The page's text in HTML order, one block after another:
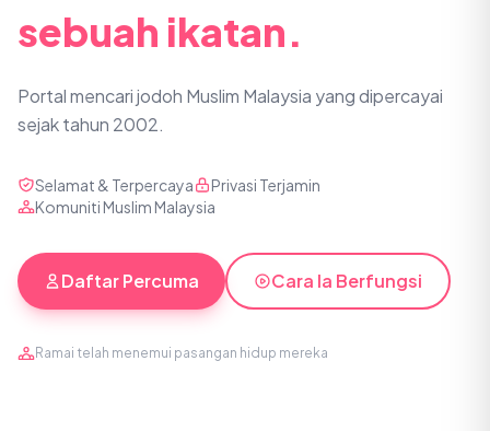
sebuah ikatan.
Portal mencari jodoh Muslim Malaysia yang dipercayai
sejak tahun 2002.
Selamat & Terpercaya
Privasi Terjamin
Komuniti Muslim Malaysia
Daftar Percuma Cara Ia Berfungsi
Ramai telah menemui pasangan hidup mereka